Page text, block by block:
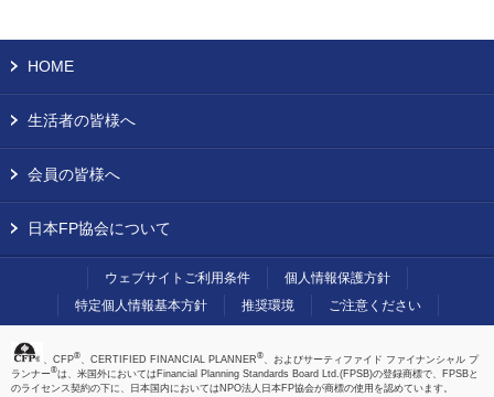
HOME
生活者の皆様へ
会員の皆様へ
日本FP協会について
ウェブサイトご利用条件
個人情報保護方針
特定個人情報基本方針
推奨環境 ご注意ください
、CFP® 、CERTIFIED FINANCIAL PLANNER® 、およびサーティファイド ファイナンシャル プ
ランナー®は、米国外においてはFinancial Planning Standards Board Ltd.(FPSB)の登録商標で、FPSBと
のライセンス契約の下に、日本国内においてはNPO法人日本FP協会が商標の使用を認めています。